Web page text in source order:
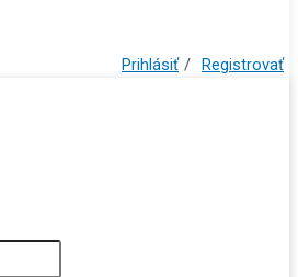
Prihlásiť / Registrovať